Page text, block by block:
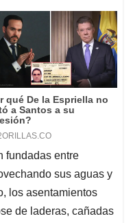
fundadas entre
sus aguas y
los asentamientos
de laderas, cañadas